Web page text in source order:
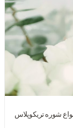
شوره تریکوپلاس